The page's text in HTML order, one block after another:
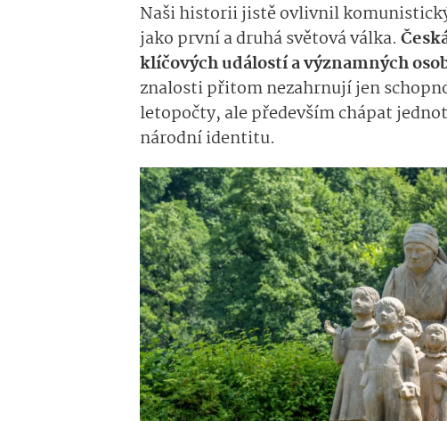
Naši historii jistě ovlivnil
jako první a druhá světová válka.
klíčových událostí a významných
znalosti přitom nezahrnují jen
letopočty, ale především chápat
národní identitu.